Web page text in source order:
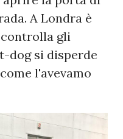
A Londra è
gli
dog si disperde
l'avevamo